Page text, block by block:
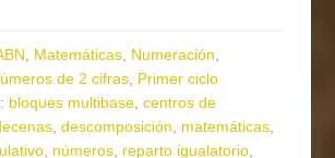
, Matemáticas, Numeración,
de 2 cifras, Primer ciclo
bloques multibase,centros de
,descomposición, matemáticas,
, números, reparto igualatorio,